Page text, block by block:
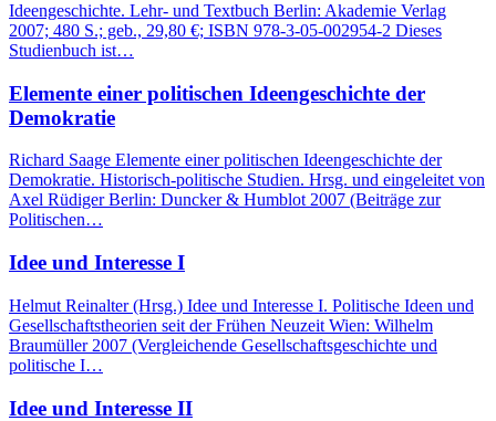
Ideengeschichte. Lehr- und Textbuch Berlin: Akademie Verlag
2007; 480 S.; geb., 29,80 €; ISBN 978-3-05-002954-2 Dieses
Studienbuch ist…
Elemente einer politischen Ideengeschichte der
Demokratie
Richard Saage Elemente einer politischen Ideengeschichte der
Demokratie. Historisch-politische Studien. Hrsg. und eingeleitet von
Axel Rüdiger Berlin: Duncker & Humblot 2007 (Beiträge zur
Politischen…
Idee und Interesse I
Helmut Reinalter (Hrsg.) Idee und Interesse I. Politische Ideen und
Gesellschaftstheorien seit der Frühen Neuzeit Wien: Wilhelm
Braumüller 2007 (Vergleichende Gesellschaftsgeschichte und
politische I…
Idee und Interesse II